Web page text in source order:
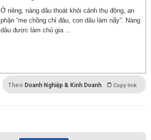
Ở riêng, nàng dâu thoát khỏi cảnh thụ động, an
phận “mẹ chồng chỉ đâu, con dâu làm nấy”. Nàng
dâu được làm chủ gia ...
Theo Doanh Nghiệp & Kinh Doanh Copy link